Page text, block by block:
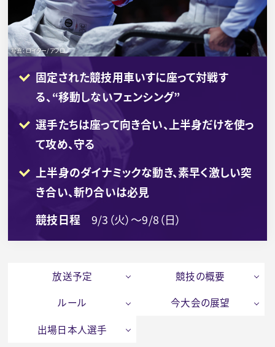
写真：ロイター/アフロ
固定された競技用車いすに座って対戦す
る、“移動しないフェンシング”
選手たちは座って向き合い、上半身だけを使っ
て攻め、守る
上半身のダイナミックな動き、素早く激しい突
き合い、斬り合いは必見
競技日程
9/3（火）～9/8（日）
放送予定
競技の概要
ルール
今大会の展望
出場日本人選手